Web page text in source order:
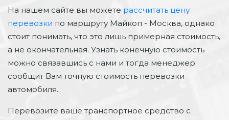
На нашем сайте вы можете рассчитать цену
перевозки по маршруту Майкоп - Москва, однако
стоит понимать, что это лишь примерная стоимость,
а не окончательная. Узнать конечную стоимость
можно связавшись с нами и тогда менеджер
сообщит Вам точную стоимость перевозки
автомобиля.
Перевозите ваше транспортное средство с